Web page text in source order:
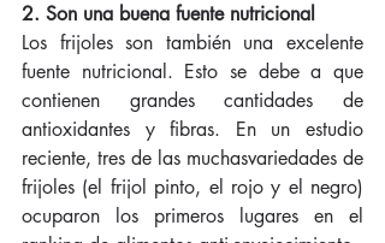
2. Son una buena fuente nutricional
Los frijoles son también una excelente
fuente nutricional. Esto se debe a que
contienen grandes cantidades de
antioxidantes y fibras. En un estudio
reciente, tres de las muchasvariedades de
frijoles (el frijol pinto, el rojo y el negro)
ocuparon los primeros lugares en el